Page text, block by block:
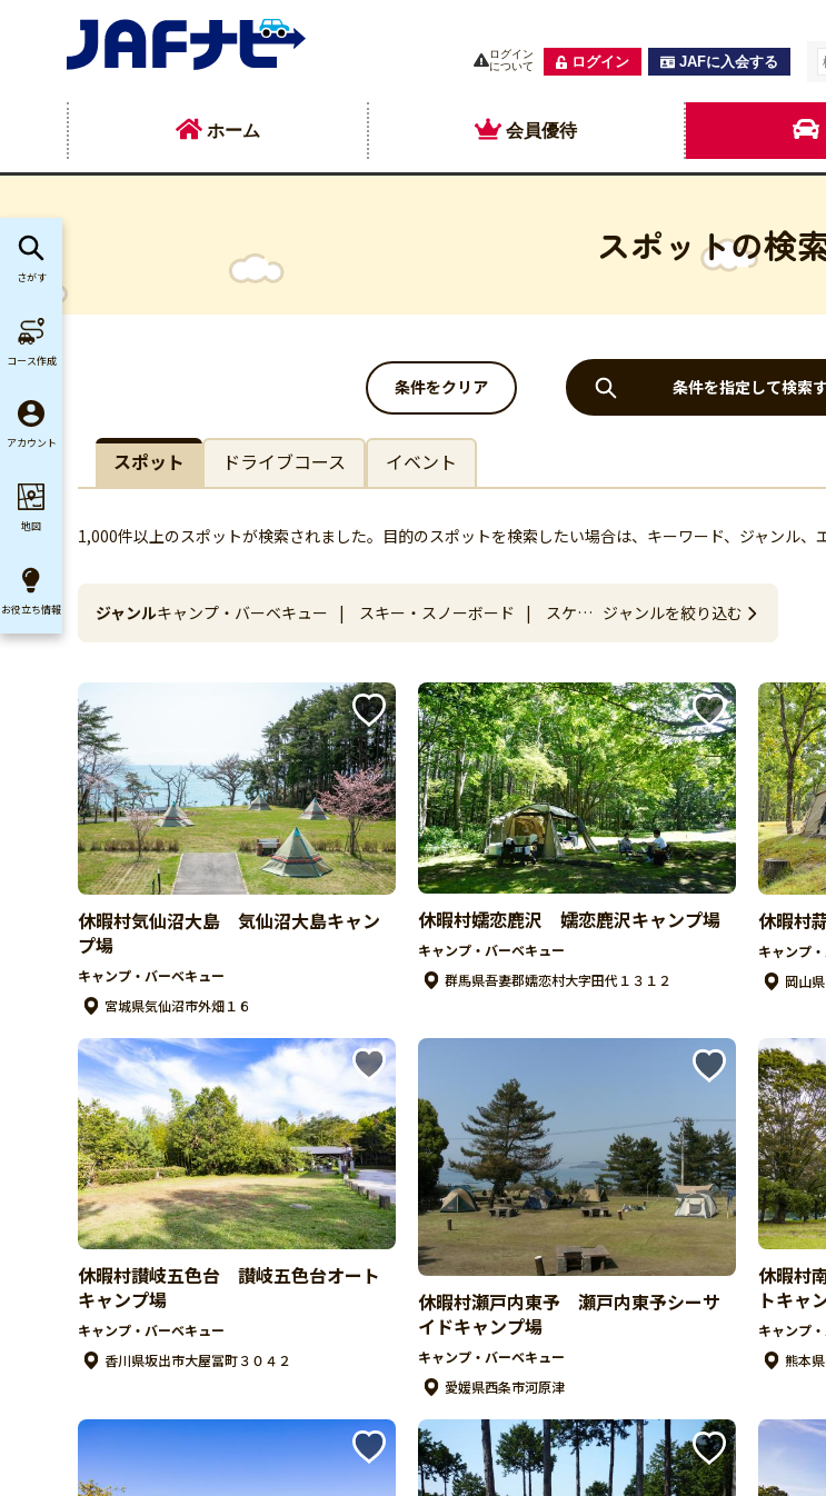
ログイン
について
ログイン JAFに入会する
ホーム 会員優待
スポットの検
条件をクリア 条件を指定して検索
スポット ドライブコース イベント
1,000件以上のスポットが検索されました。目的のスポットを検索したい場合は、キーワード、ジャンル、
ジャンルキャンプ・バーベキュー | スキー・スノーボード |
スケー ジャンルを絞り込む
休暇村気仙沼大島 気仙沼大島キャン
プ場
キャンプ・バーベキュー
宮城県気仙沼市外畑１６
休暇村嬬恋鹿沢 嬬恋鹿沢キャンプ場
キャンプ・バーベキュー
群馬県吾妻郡嬬恋村大字田代１３１２
休暇村
キャンプ
岡山
休暇村讃岐五色台 讃岐五色台オート
キャンプ場
キャンプ・バーベキュー
香川県坂出市大屋冨町３０４２
休暇村瀬戸内東予 瀬戸内東予シーサ
イドキャンプ場
キャンプ・バーベキュー
愛媛県西条市河原津
休暇村
トキャ
キャンプ
熊本
さがす
コース作成
アカウント
地図
お役立ち情報